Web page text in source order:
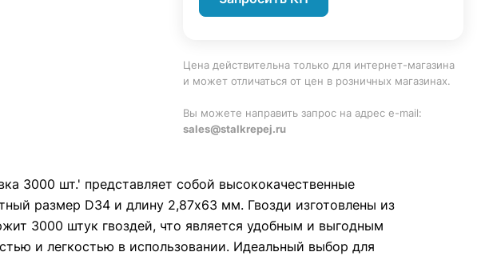
Цена действительна только для интернет-магазина
и может отличаться от цен в розничных магазинах.
Вы можете направить запрос на адрес e-mail:
sales@stalkrepej.ru
3000 шт.' представляет собой высококачественные
размер D34 и длину 2,87х63 мм. Гвозди изготовлены из
3000 штук гвоздей, что является удобным и выгодным
и легкостью в использовании. Идеальный выбор для